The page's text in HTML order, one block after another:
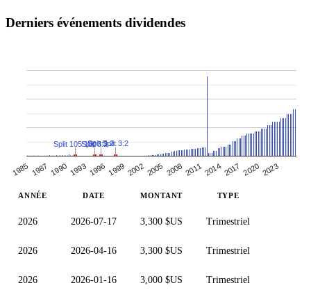
Derniers événements dividendes
1985 1987 1990 1993 1996 1999 20022005 200820112014 2017 2020 2023
Split 105:100
Split 3:2
Split 3:2Split 3:2
ANNÉE DATE MONTANT TYPE
2026 2026-07-17 3,300 $US Trimestriel
2026 2026-04-16 3,300 $US Trimestriel
2026 2026-01-16 3,000 $US Trimestriel